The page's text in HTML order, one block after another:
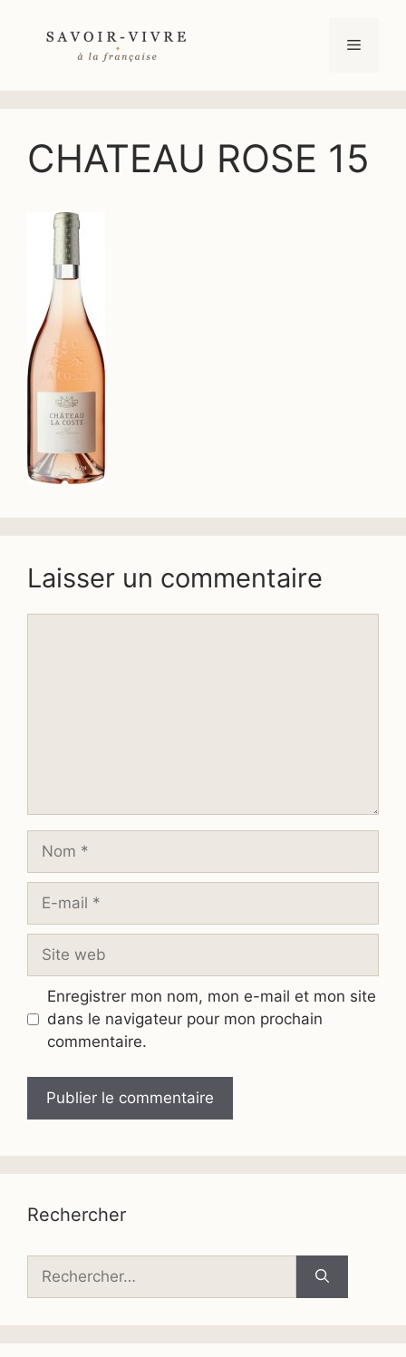
Menu
CHATEAU ROSE 15
Laisser un commentaire
Nom
Site
Enregistrer mon nom, mon e-mail et mon site
dans le navigateur pour mon prochain
commentaire.
Rechercher